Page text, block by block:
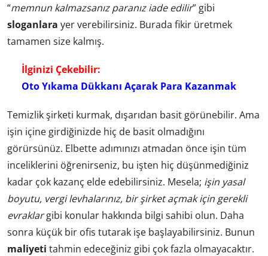
“memnun kalmazsanız paranız iade edilir” gibi
sloganlara yer verebilirsiniz. Burada fikir üretmek
tamamen size kalmış.
İlginizi Çekebilir:
Oto Yıkama Dükkanı Açarak Para Kazanmak
Temizlik şirketi kurmak, dışarıdan basit görünebilir. Ama
işin içine girdiğinizde hiç de basit olmadığını
görürsünüz. Elbette adımınızı atmadan önce işin tüm
inceliklerini öğrenirseniz, bu işten hiç düşünmediğiniz
kadar çok kazanç elde edebilirsiniz. Mesela; işin yasal
boyutu, vergi levhalarınız, bir şirket açmak için gerekli
evraklargibi konular hakkında bilgi sahibi olun. Daha
sonra küçük bir ofis tutarak işe başlayabilirsiniz. Bunun
maliyeti tahmin edeceğiniz gibi çok fazla olmayacaktır.